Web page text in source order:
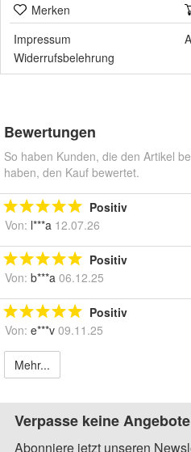
Merken
Impressum
Widerrufsbelehrung
Bewertungen
So haben Kunden, die den Artikel
haben, den Kauf bewertet.
Positiv
Von: l***a 12.07.26
Positiv
Von: b***a 06.12.25
Positiv
Von: e***v 09.11.25
Mehr...
Verpasse keine
Abonniere jetzt unseren